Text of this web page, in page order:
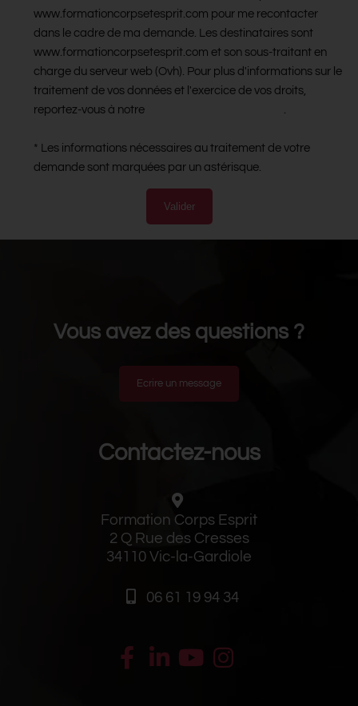
www.formationcorpsetesprit.com pour me recontacter
dans le cadre de ma demande. Les destinataires sont
www.formationcorpsetesprit.com et son sous-traitant en
charge du serveur web (Ovh). Pour plus d'informations sur le
traitement de vos données et l'exercice de vos droits,
reportez-vous à notre
.
* Les informations nécessaires au traitement de votre
demande sont marquées par un astérisque.
Valider
Vous avez des questions ?
Ecrire un message
Contactez-nous
Formation Corps Esprit
2 Q Rue des Cresses
34110 Vic-la-Gardiole
06 61 19 94 34